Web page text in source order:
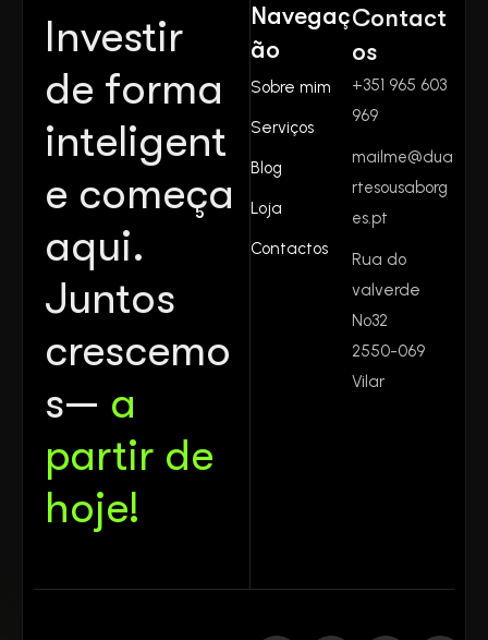
Investir
de forma
inteligent
e começa
aqui.
Juntos
crescemo
s— a
partir de
hoje!
Navegaç
ão
Sobre mim
Serviços
Blog
Loja
Contactos
Contact
os
+351 965 603
969
mailme@dua
rtesousaborg
es.pt
Rua do
valverde
Nº32
2550-069
Vilar